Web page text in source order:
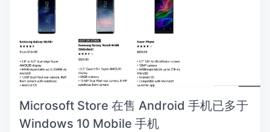
Microsoft Store 在售 Android 手机已多于
Windows 10 Mobile 手机